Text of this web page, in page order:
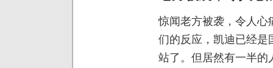
惊闻老方被袭，令人心
们的反应，凯迪已经是
站了。但居然有一半的